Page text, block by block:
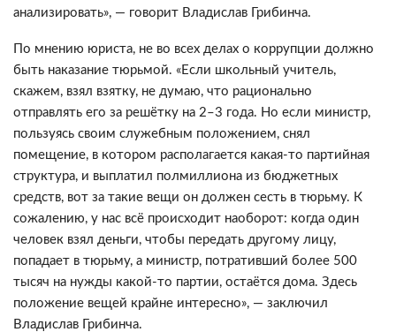
анализировать», — говорит Владислав Грибинча.
По мнению юриста, не во всех делах о коррупции должно
быть наказание тюрьмой. «Если школьный учитель,
скажем, взял взятку, не думаю, что рационально
отправлять его за решётку на 2–3 года. Но если министр,
пользуясь своим служебным положением, снял
помещение, в котором располагается какая-то партийная
структура, и выплатил полмиллиона из бюджетных
средств, вот за такие вещи он должен сесть в тюрьму. К
сожалению, у нас всё происходит наоборот: когда один
человек взял деньги, чтобы передать другому лицу,
попадает в тюрьму, а министр, потративший более 500
тысяч на нужды какой-то партии, остаётся дома. Здесь
положение вещей крайне интересно», — заключил
Владислав Грибинча.